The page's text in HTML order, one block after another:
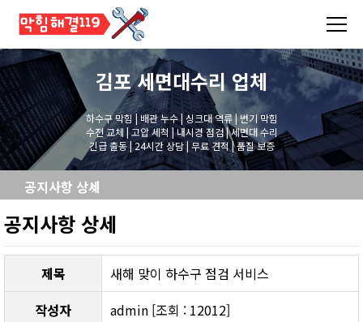
김포 세면대수리업체
하수구 막힘 | 배관 누수 | 싱크대 역류 | 변기 막힘
수전 교체 | 고압 세척 | 내시경 점검 | 세면대 수리
긴급 출동 | 24시간 상담 | 무료 견적 | 품질 보증
공지사항 상세
공지사항 상세
제목
새해 맞이 하수구 점검 서비스
작성자
admin [조회 : 12012]